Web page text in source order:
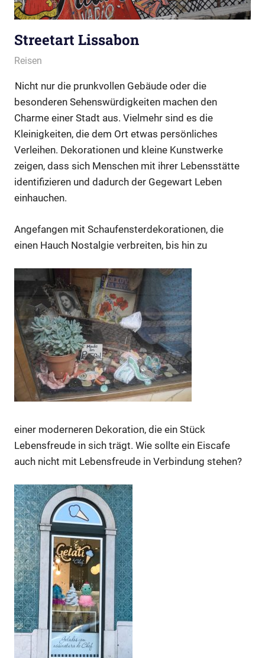
Streetart Lissabon
Februar 5, 2018
cnidarya.de
Reisen
Nicht nur die prunkvollen Gebäude oder die
besonderen Sehenswürdigkeiten machen den
Charme einer Stadt aus. Vielmehr sind es die
Kleinigkeiten, die dem Ort etwas persönliches
Verleihen. Dekorationen und kleine Kunstwerke
zeigen, dass sich Menschen mit ihrer Lebensstätte
identifizieren und dadurch der Gegewart Leben
einhauchen.
Angefangen mit Schaufensterdekorationen, die
einen Hauch Nostalgie verbreiten, bis hin zu
einer moderneren Dekoration, die ein Stück
Lebensfreude in sich trägt. Wie sollte ein Eiscafe
auch nicht mit Lebensfreude in Verbindung stehen?